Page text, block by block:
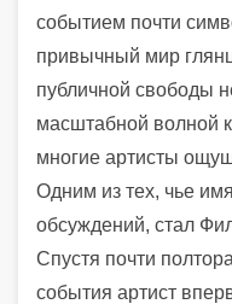
событием почти
привычный мир
публичной свободы
масштабной волной
многие артисты
Одним из тех, чье
обсуждений, стал
Спустя почти
события артист